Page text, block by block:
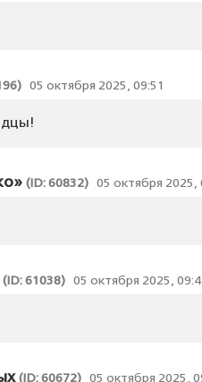
05 октября 2025, 09:51
(ID: 60832) 05 октября 2025,
(ID: 61038) 05 октября 2025,
(ID: 60672) 05 октября 2025,